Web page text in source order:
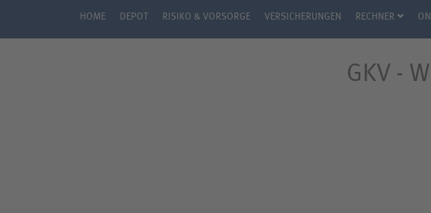
HOME DEPOT RISIKO & VORSORGE VERSICHERUNGEN RECHNER
GKV -